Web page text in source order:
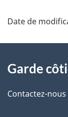
Date de
propos
de
Garde
Contactez-nous